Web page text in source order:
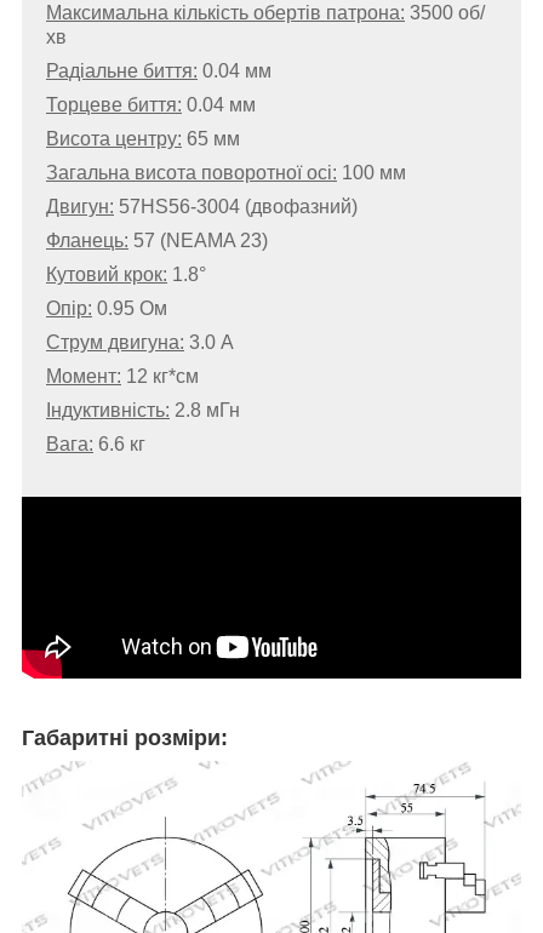
Максимальна кількість обертів патрона: 3500 об/
хв
Радіальне биття: 0.04 мм
Торцеве биття: 0.04 мм
Висота центру: 65 мм
Загальна висота поворотної осі: 100 мм
Двигун: 57HS56-3004 (двофазний)
Фланець: 57 (NEAMA 23)
Кутовий крок: 1.8°
Опір: 0.95 Ом
Струм двигуна: 3.0 А
Момент: 12 кг*см
Індуктивність: 2.8 мГн
Вага: 6.6 кг
Габаритні розміри: